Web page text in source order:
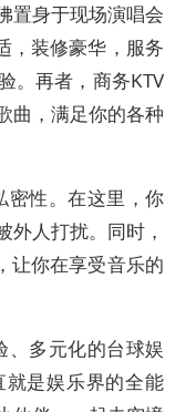
置身于现场演唱会
，装修豪华，服务
。再者，商务KTV
曲，满足你的各种
密性。在这里，你
外人打扰。同时，
让你在享受音乐的
、多元化的台球娱
是娱乐界的全能